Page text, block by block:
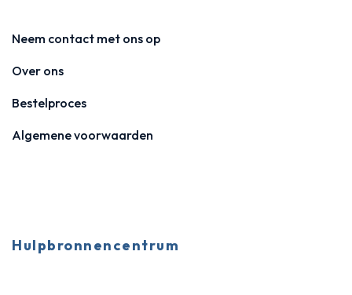
Neem contact met ons op
Over ons
Bestelproces
Algemene voorwaarden
Hulpbronnencentrum